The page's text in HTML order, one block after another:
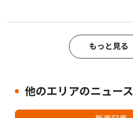
もっと見る
他のエリアのニュース